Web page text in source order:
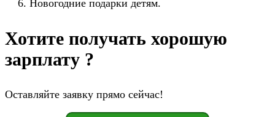
Новогодние подарки детям.
Хотите получать хорошую
зарплату ?
Оставляйте заявку прямо сейчас!